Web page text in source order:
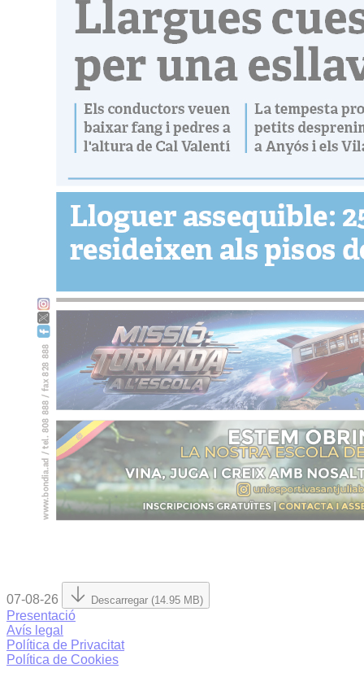
07-08-26 Descarregar (14.95 MB)
Presentació
Avís legal
Política de Privacitat
Política de Cookies